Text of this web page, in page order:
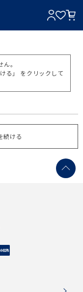
。
る」 をクリックして
続ける